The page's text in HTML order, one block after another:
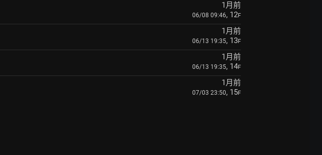
1月前
06/08 09:46, 12F
1月前
06/13 19:35, 13F
1月前
06/13 19:35, 14F
1月前
07/03 23:50, 15F